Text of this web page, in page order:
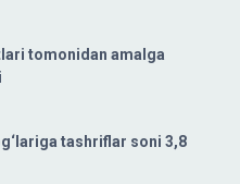
tomonidan amalga
tashriflar soni 3,8